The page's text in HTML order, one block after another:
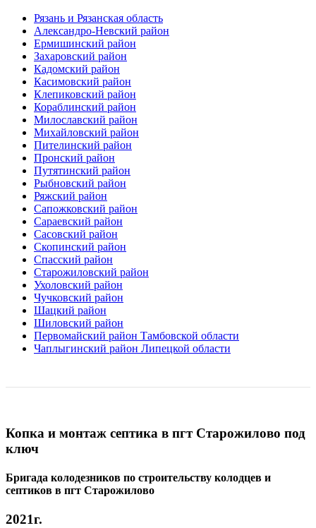
Рязань и Рязанская область
Александро-Невский район
Ермишинский район
Захаровский район
Кадомский район
Касимовский район
Клепиковский район
Кораблинский район
Милославский район
Михайловский район
Пителинский район
Пронский район
Путятинский район
Рыбновский район
Ряжский район
Сапожковский район
Сараевский район
Сасовский район
Скопинский район
Спасский район
Старожиловский район
Ухоловский район
Чучковский район
Шацкий район
Шиловский район
Первомайский район Тамбовской области
Чаплыгинский район Липецкой области
Копка и монтаж септика в пгт Старожилово под
ключ
Бригада колодезников по строительству колодцев и
септиков в пгт Старожилово
2021г.